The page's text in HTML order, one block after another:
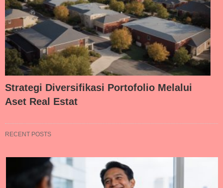
Strategi Diversifikasi Portofolio Melalui
Aset Real Estat
RECENT POSTS